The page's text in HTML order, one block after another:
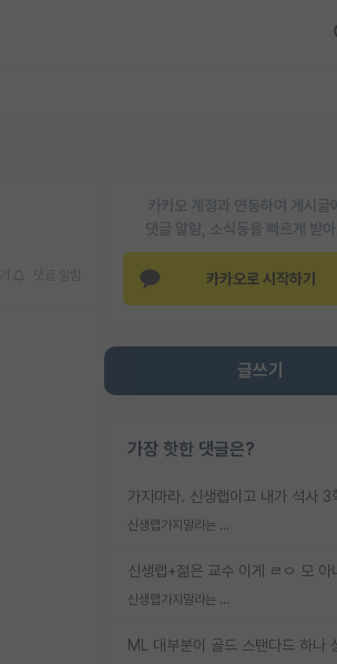
카카오 계정과 연동하여 게시글
댓글 알람, 소식등을 빠르게 받
카카오로 시작하기
글쓰기
가장 핫한 댓글은?
신생랩가지말라는 이유가 있었구나
신생랩가지말라는 이유가 있었구나